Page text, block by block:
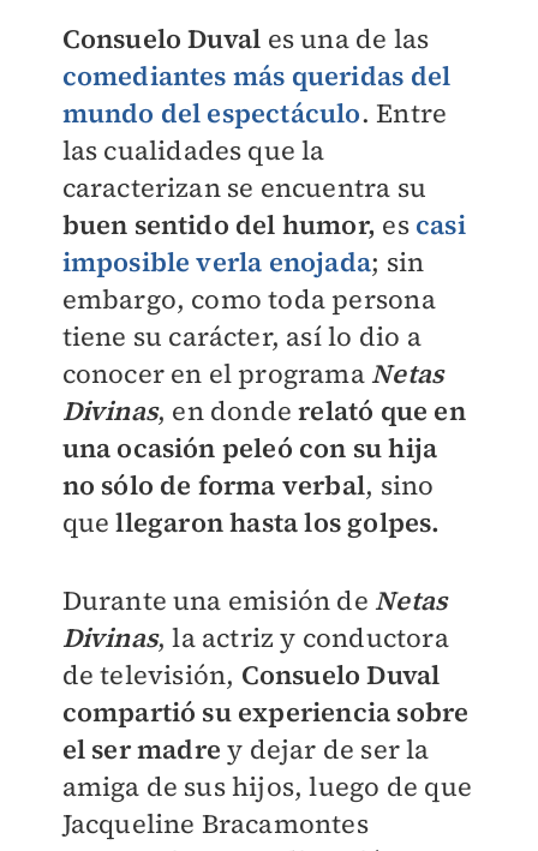
Consuelo Duval es una de las
comediantes más queridas del
mundo del espectáculo. Entre
las cualidades que la
caracterizan se encuentra su
buen sentido del humor, es casi
imposible verla enojada; sin
embargo, como toda persona
tiene su carácter, así lo dio a
conocer en el programaNetas
Divinas, en donderelató que en
una ocasión peleó con su hija
no sólo de forma verbal, sino
quellegaron hasta los golpes.
Durante una emisión deNetas
Divinas, la actriz y conductora
de televisión, Consuelo Duval
compartió su experiencia sobre
el ser madrey dejar de ser la
amiga de sus hijos, luego de que
Jacqueline Bracamontes